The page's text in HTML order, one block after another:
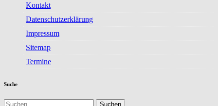
Kontakt
Datenschutzerklärung
Impressum
Sitemap
Termine
Suche
Suchen